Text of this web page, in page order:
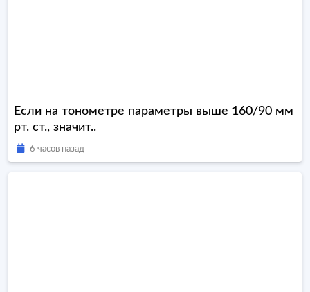
Если на тонометре параметры выше 160/90 мм
рт. ст., значит..
6 часов назад